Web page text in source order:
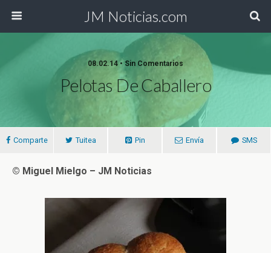
JM Noticias.com
08.02.14 • Sin Comentarios
Pelotas De Caballero
Comparte Tuitea Pin Envía SMS
© Miguel Mielgo – JM Noticias